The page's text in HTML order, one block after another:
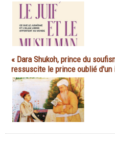
« Dara Shukoh, prince du
ressuscite le prince oublié d'un